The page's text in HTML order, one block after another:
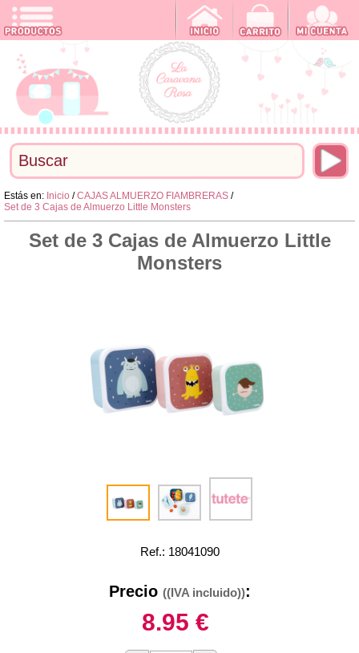
Estás en: Inicio /CAJAS ALMUERZO FIAMBRERAS /
Set de 3 Cajas de Almuerzo Little Monsters
Set de 3 Cajas de Almuerzo Little
Monsters
Ref.: 18041090
Precio ((IVA incluido)):
8.95 €